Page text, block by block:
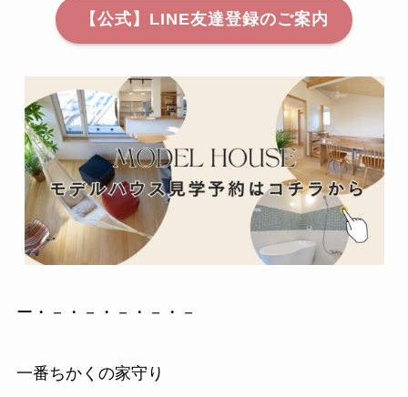
【公式】LINE友達登録のご案内
ー・－・－・－・－・－
一番ちかくの家守り